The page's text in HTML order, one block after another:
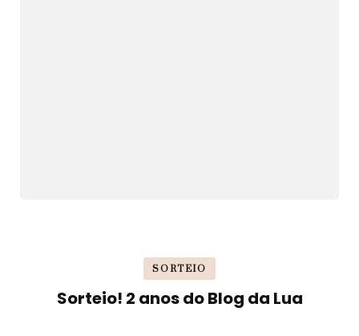
SORTEIO
Sorteio! 2 anos do Blog da Lua